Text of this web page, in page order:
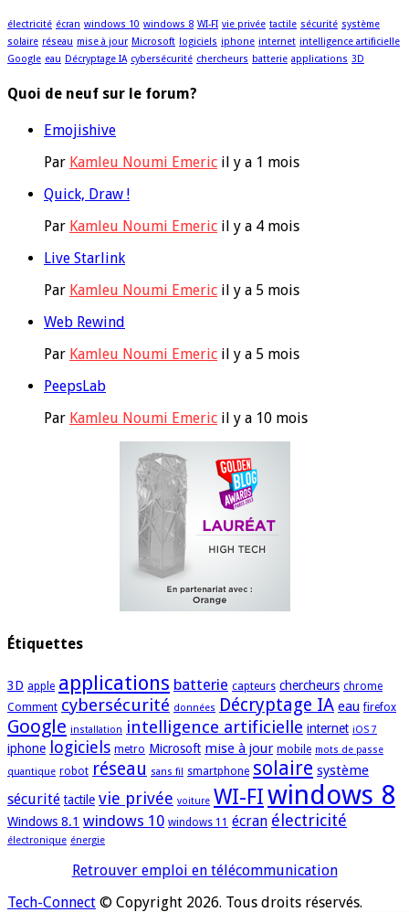
électricité écran windows 10 windows 8 WI-FI vie privée tactile sécurité système
solaire réseau mise à jour Microsoft logiciels iphone internet intelligence artificielle
Google eau Décryptage IA cybersécurité chercheurs batterie applications 3D
Quoi de neuf sur le forum?
Emojishive
Par Kamleu Noumi Emeric il y a 1 mois
Quick, Draw !
Par Kamleu Noumi Emeric il y a 4 mois
Live Starlink
Par Kamleu Noumi Emeric il y a 5 mois
Web Rewind
Par Kamleu Noumi Emeric il y a 5 mois
PeepsLab
Par Kamleu Noumi Emeric il y a 10 mois
Étiquettes
3D apple applications batterie capteurs chercheurs chrome
Comment cybersécurité données Décryptage IA eau firefox
Google installation intelligence artificielle internet iOS 7
iphone logiciels metro Microsoft mise à jour mobile mots de passe
quantique robot réseau sans fil smartphone solaire système
sécurité tactile vie privée voiture WI-FIwindows 8
Windows 8.1 windows 10 windows 11 écran électricité
électronique énergie
Retrouver emploi en télécommunication
Tech-Connect © Copyright 2026. Tous droits réservés.